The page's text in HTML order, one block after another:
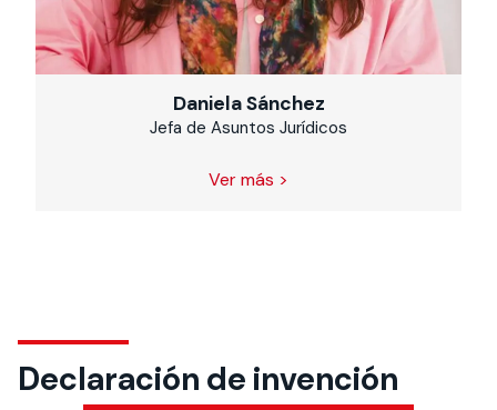
Daniela Sánchez
Jefa de Asuntos Jurídicos
Ver más >
Declaración de invención